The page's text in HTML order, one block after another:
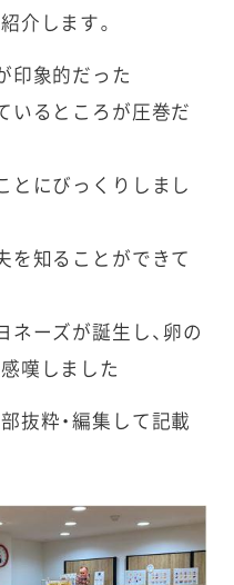
介します。
印象的だった
いるところが圧巻だ
とにびっくりしまし
を知ることができて
ネーズが誕生し、卵の
嘆しました
抜粋・編集して記載